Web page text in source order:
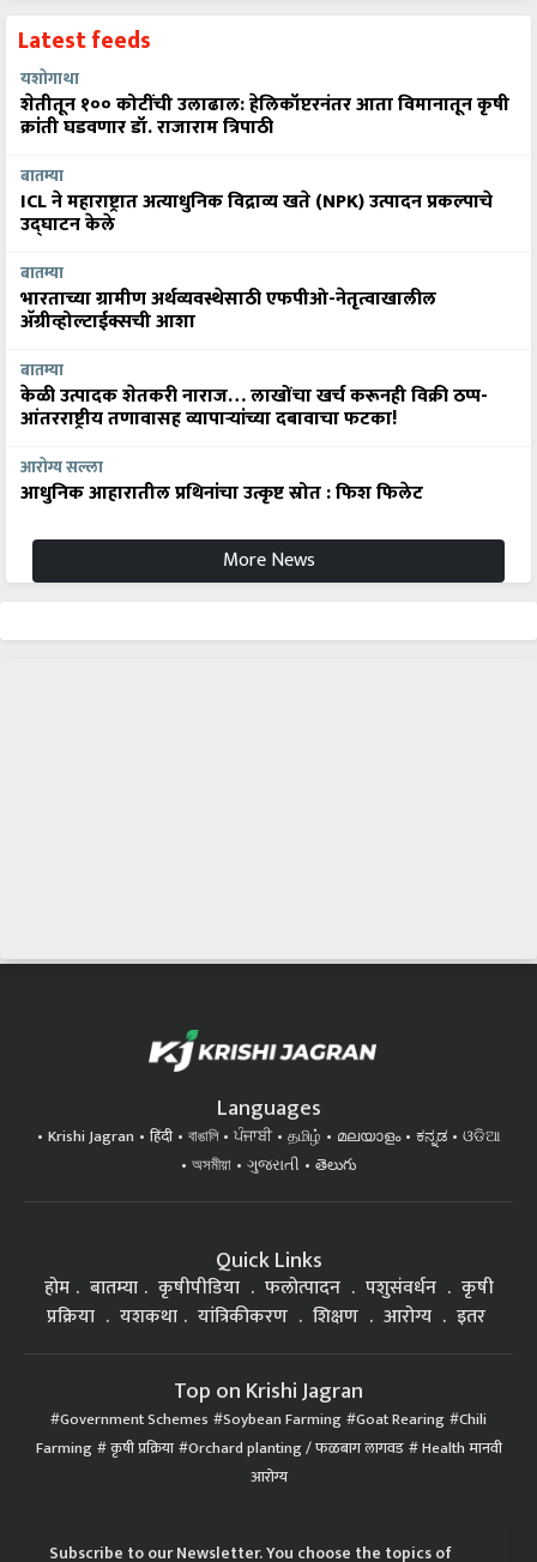
Latest feeds
यशोगाथा
शेतीतून १०० कोटींची उलाढाल: हेलिकॉप्टरनंतर आता विमानातून कृषी
क्रांती घडवणार डॉ. राजाराम त्रिपाठी
बातम्या
ICL ने महाराष्ट्रात अत्याधुनिक विद्राव्य खते (NPK) उत्पादन प्रकल्पाचे
उद्घाटन केले
बातम्या
भारताच्या ग्रामीण अर्थव्यवस्थेसाठी एफपीओ-नेतृत्वाखालील
अ‍ॅग्रीव्होल्टाईक्सची आशा
बातम्या
केळी उत्पादक शेतकरी नाराज… लाखोंचा खर्च करूनही विक्री ठप्प-
आंतरराष्ट्रीय तणावासह व्यापाऱ्यांच्या दबावाचा फटका!
आरोग्य सल्ला
आधुनिक आहारातील प्रथिनांचा उत्कृष्ट स्रोत : फिश फिलेट
More News
Languages
Krishi Jagran हिंदी বাঙালি ਪੰਜਾਬੀ தமிழ் മലയാളം ಕನ್ನಡ
ଓଡିଆ
অসমীয়া
ગુજરાતી తెలుగు
Quick Links
होम बातम्या कृषीपीडिया फलोत्पादन पशुसंवर्धन
कृषी
प्रक्रिया
यशकथा यांत्रिकीकरण शिक्षण आरोग्य इतर
Top on Krishi Jagran
Government Schemes Soybean Farming Goat Rearing Chili
Farming कृषी प्रक्रिया Orchard planting / फळबाग लागवड Health मानवी
आरोग्य
Subscribe to our Newsletter. You choose the topics of